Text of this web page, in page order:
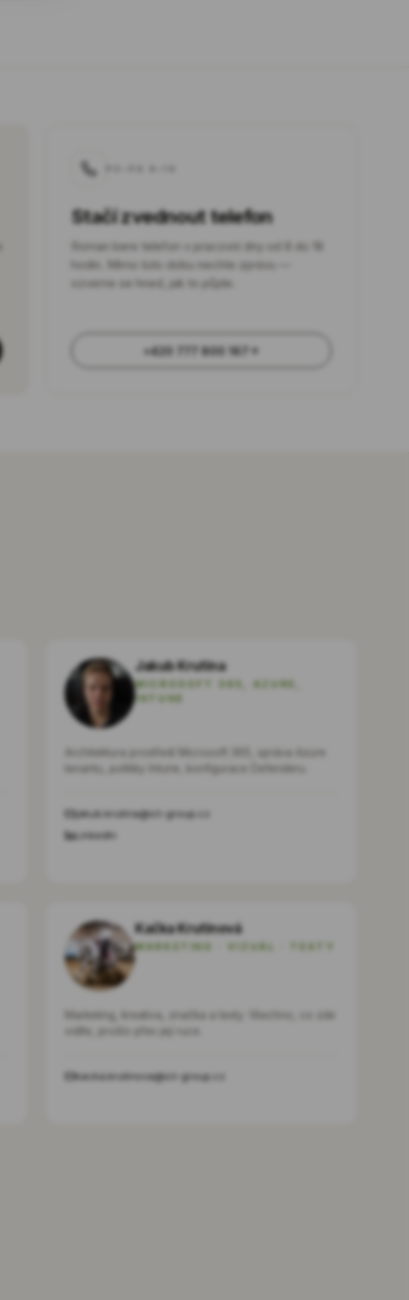
Stačí zvednout telefon
Roman bere telefon v pracovní dny od 8 do 18
hodin. Mimo tuto dobu nechte zprávu —
ozveme se hned, jak to půjde.
+420 777 800 167
Jakub Krutina
MICROSOFT 365, AZURE,
INTUNE
tenantu, politiky Intune, konfigurace Defenderu.
jakub.krutina@ict-group.cz
LinkedIn
Kačka Krutinová
MARKETING · VIZUÁL · TEXTY
kacka.krutinova@ict-group.cz